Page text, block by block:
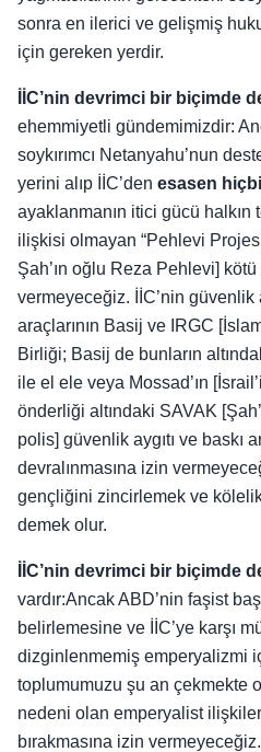
sonra en ilerici ve gelişmiş
için gereken yerdir.
İİC’nin devrimci bir biçimde
ehemmiyetli gündemimizdir:
soykırımcı Netanyahu’nun
yerini alıp İİC’den esasen
ayaklanmanın itici gücü halkın
ilişkisi olmayan “Pehlevi
Şah’ın oğlu Reza Pehlevi] kötü
vermeyeceğiz. İİC’nin güvenlik
araçlarının Basij ve IRGC
Birliği; Basij de bunların
ile el ele veya Mossad’ın
önderliği altındaki SAVAK
polis] güvenlik aygıtı ve baskı
devralınmasına izin
gençliğini zincirlemek ve
demek olur.
İİC’nin devrimci bir biçimde
vardır:Ancak ABD’nin faşist
belirlemesine ve İİC’ye karşı
dizginlenmemiş emperyalizmi
toplumumuzu şu an çekmekte
nedeni olan emperyalist
bırakmasına izin vermeyeceğiz.